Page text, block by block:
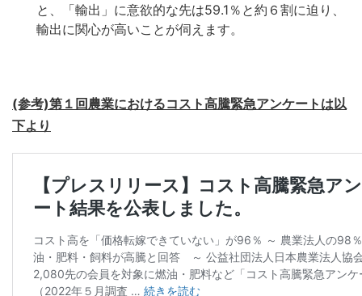
と、「輸出」に意欲的な先は59.1％と約６割に迫り、
輸出に関心が高いことが伺えます。
(参考)第１回農業におけるコスト高騰緊急アンケートは以
下より